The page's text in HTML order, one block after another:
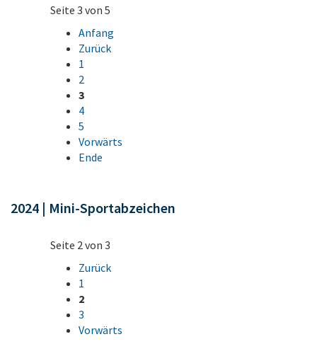
Seite 3 von 5
Anfang
Zurück
1
2
3
4
5
Vorwärts
Ende
2024 | Mini-Sportabzeichen
Seite 2 von 3
Zurück
1
2
3
Vorwärts